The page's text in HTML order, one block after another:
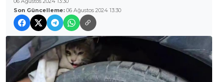
Son Güncelleme: 06 Ağustos 2024 13:30